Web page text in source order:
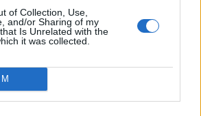
of Collection, Use,
and/or Sharing of my
Is Unrelated with the
it was collected.
της κάνουν έξωση και
στο διαμέρισμα